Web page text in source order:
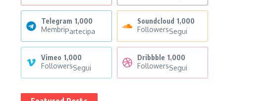
Telegram 1,000
MembriPartecipa
Soundcloud 1,000
FollowersSegui
Vimeo 1,000
FollowersSegui
Dribbble 1,000
FollowersSegui